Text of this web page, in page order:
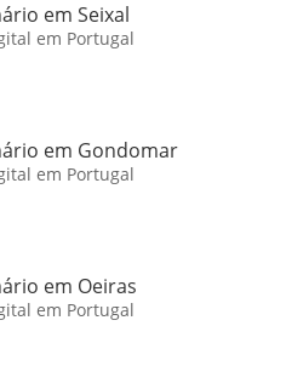
em Seixal
em Portugal
em Gondomar
em Portugal
em Oeiras
em Portugal